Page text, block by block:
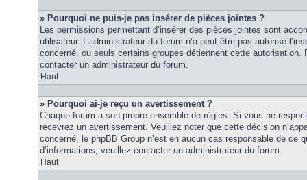
» Pourquoi ne puis-je pas insérer de pièces jointes ?
Les permissions permettant d’insérer des pièces jointes sont
utilisateur. L’administrateur du forum n’a peut-être pas autorisé
concerné, ou seuls certains groupes détiennent cette autorisation.
contacter un administrateur du forum.
Haut
» Pourquoi ai-je reçu un avertissement ?
Chaque forum a son propre ensemble de règles. Si vous ne
recevrez un avertissement. Veuillez noter que cette décision
concerné, le phpBB Group n’est en aucun cas responsable de ce
d’informations, veuillez contacter un administrateur du forum.
Haut